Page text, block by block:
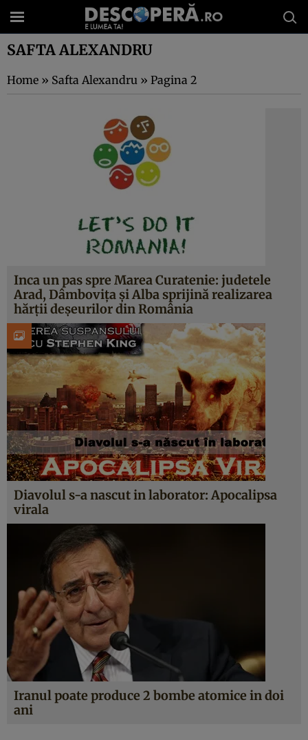
SAFTA ALEXANDRU
Home » Safta Alexandru » Pagina 2
Inca un pas spre Marea Curatenie: judetele
Arad, Dâmboviţa şi Alba sprijină realizarea
hărţii deşeurilor din România
Diavolul s-a nascut in laborator: Apocalipsa
virala
Iranul poate produce 2 bombe atomice in doi
ani